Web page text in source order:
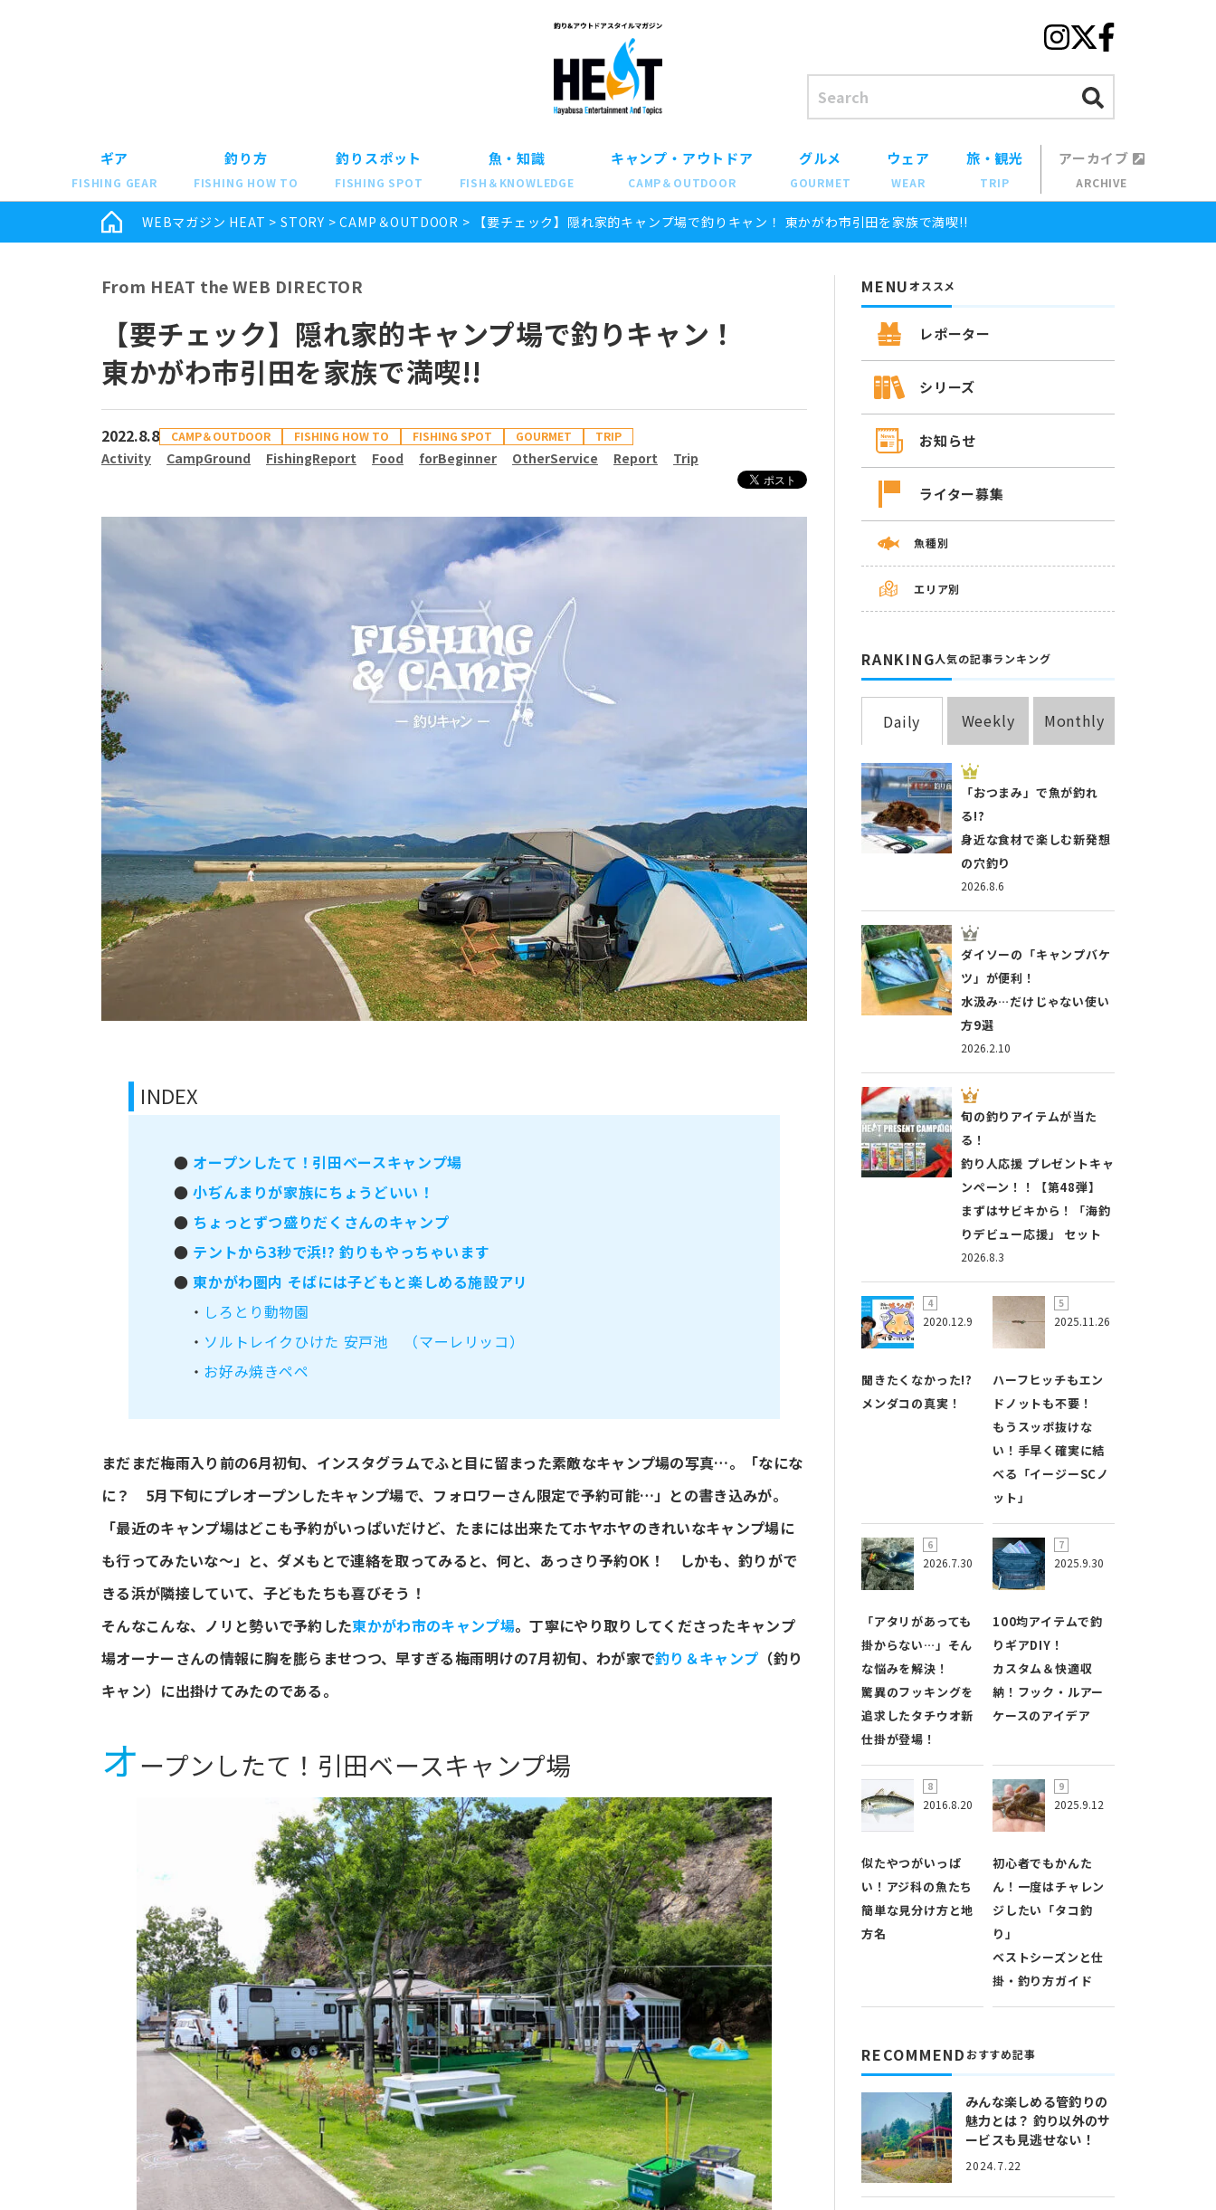
ギア
FISHING GEAR
釣り方
FISHING HOW TO
釣りスポット
FISHING SPOT
魚・知識
FISH＆KNOWLEDGE
キャンプ・アウトドア
CAMP＆OUTDOOR
グルメ
GOURMET
ウェア
WEAR
旅・観光
TRIP
アーカイブ
ARCHIVE
WEBマガジン HEAT >STORY >CAMP＆OUTDOOR > 【要チェック】隠れ家的キャンプ場で釣りキャン！ 東かがわ市引田を家族で満喫!!
From HEAT the WEB DIRECTOR
【要チェック】隠れ家的キャンプ場で釣りキャン！
東かがわ市引田を家族で満喫!!
2022.8.8 CAMP＆OUTDOOR FISHING HOW TO FISHING SPOT GOURMET TRIP
Activity CampGround FishingReport Food forBeginner OtherService Report Trip
INDEX
● オープンしたて！引田ベースキャンプ場
●小ぢんまりが家族にちょうどいい！
● ちょっとずつ盛りだくさんのキャンプ
● テントから3秒で浜!? 釣りもやっちゃいます
● 東かがわ圏内 そばには子どもと楽しめる施設アリ
・ しろとり動物園
・ ソルトレイクひけた 安戸池 （マーレリッコ）
・ お好み焼きペペ
まだまだ梅雨入り前の6月初旬、インスタグラムでふと目に留まった素敵なキャンプ場の写真…。「なにな
に？ 5月下旬にプレオープンしたキャンプ場で、フォロワーさん限定で予約可能…」との書き込みが。
「最近のキャンプ場はどこも予約がいっぱいだけど、たまには出来たてホヤホヤのきれいなキャンプ場に
も行ってみたいな～」と、ダメもとで連絡を取ってみると、何と、あっさり予約OK！ しかも、釣りがで
きる浜が隣接していて、子どもたちも喜びそう！
そんなこんな、ノリと勢いで予約した東かがわ市のキャンプ場。丁寧にやり取りしてくださったキャンプ
場オーナーさんの情報に胸を膨らませつつ、早すぎる梅雨明けの7月初旬、わが家で釣り＆キャンプ （釣り
キャン）に出掛けてみたのである。
オープンしたて！引田ベースキャンプ場
MENUオススメ
レポーター
シリーズ
お知らせ
ライター募集
魚種別
エリア別
RANKING人気の記事ランキング
Daily Weekly Monthly
2026.8.6
「おつまみ」で魚が釣れ
る!?
身近な食材で楽しむ新発想
の穴釣り
2026.2.10
ダイソーの「キャンプバケ
ツ」が便利！
水汲み…だけじゃない使い
方9選
2026.8.3
旬の釣りアイテムが当た
る！
釣り人応援 プレゼントキャ
ンペーン！！【第48弾】
まずはサビキから！「海釣
りデビュー応援」 セット
2020.12.9
聞きたくなかった!?
メンダコの真実！
2025.11.26
ハーフヒッチもエン
ドノットも不要！
もうスッポ抜けな
い！手早く確実に結
べる「イージーSCノ
ット」
2026.7.30
「アタリがあっても
掛からない…」そん
な悩みを解決！
驚異のフッキングを
追求したタチウオ新
仕掛が登場！
2025.9.30
100均アイテムで釣
りギアDIY！
カスタム＆快適収
納！フック・ルアー
ケースのアイデア
2016.8.20
似たやつがいっぱ
い！アジ科の魚たち
簡単な見分け方と地
方名
2025.9.12
初心者でもかんた
ん！一度はチャレン
ジしたい「タコ釣
り」
ベストシーズンと仕
掛・釣り方ガイド
RECOMMEND おすすめ記事
みんな楽しめる管釣りの
魅力とは？ 釣り以外のサ
ービスも見逃せない！
2024.7.22